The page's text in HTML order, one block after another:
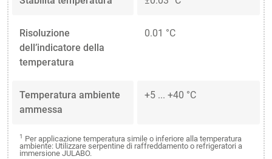
Risoluzione
dell’indicatore della
temperatura
0.01 °C
Temperatura ambiente
ammessa
+5 ... +40 °C
1
Per applicazione temperatura simile o inferiore alla temperatura
ambiente: Utilizzare serpentine di raffreddamento o refrigeratori a
immersione JULABO.